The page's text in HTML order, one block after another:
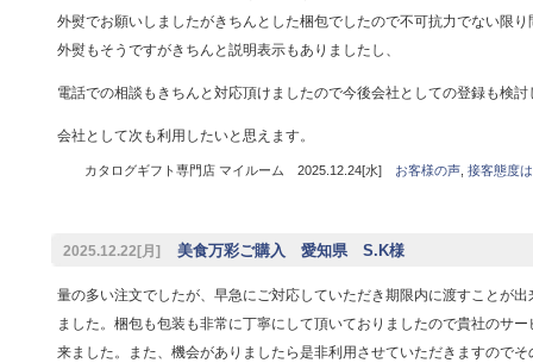
外熨でお願いしましたがきちんとした梱包でしたので不可抗力でない限
外熨もそうですがきちんと説明表示もありましたし、
電話での相談もきちんと対応頂けましたので今後会社としての登録も検
会社として次も利用したいと思えます。
カタログギフト専門店 マイルーム 2025.12.24[水] お客様の声, 接客態度
2025.12.22[月] 美食万彩ご購入 愛知県 S.K様
量の多い注文でしたが、早急にご対応していただき期限内に渡すことが
ました。梱包も包装も非常に丁寧にして頂いておりましたので貴社のサ
来ました。また、機会がありましたら是非利用させていただきますので